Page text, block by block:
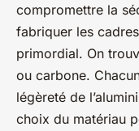
compromettre la
fabriquer les
primordial. On
ou carbone.
légèreté de
choix du matériau